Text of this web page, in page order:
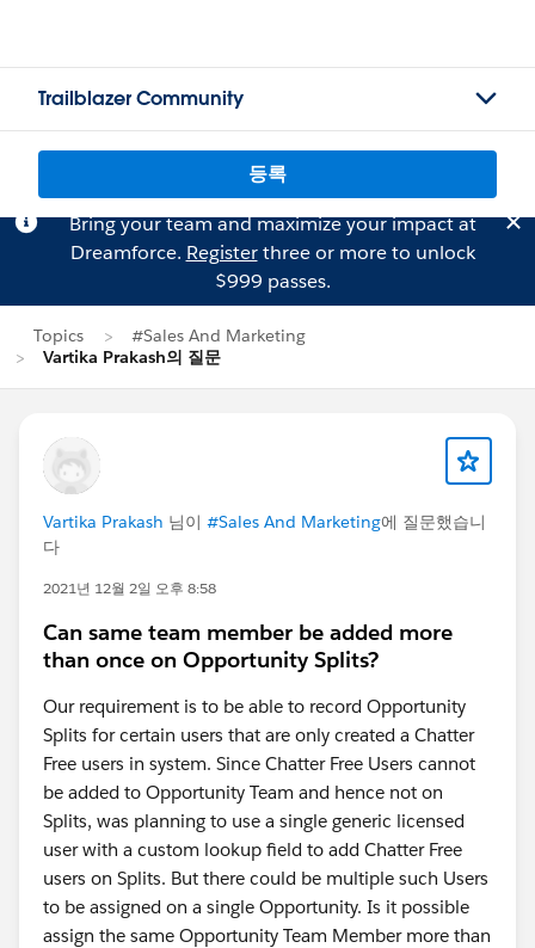
Trailblazer Community
등록
Bring your team and maximize your impact at
Dreamforce. Registerthree or more to unlock
$999 passes.
Topics
#Sales And Marketing
Vartika Prakash의 질문
Vartika Prakash 님이 #Sales And Marketing에 질문했습니
다
2021년 12월 2일 오후 8:58
Can same team member be added more
than once on Opportunity Splits?
Our requirement is to be able to record Opportunity
Splits for certain users that are only created a Chatter
Free users in system. Since Chatter Free Users cannot
be added to Opportunity Team and hence not on
Splits, was planning to use a single generic licensed
user with a custom lookup field to add Chatter Free
users on Splits. But there could be multiple such Users
to be assigned on a single Opportunity. Is it possible
assign the same Opportunity Team Member more than